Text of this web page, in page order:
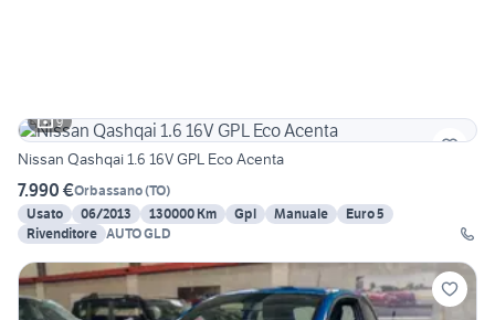
9
Nissan Qashqai 1.6 16V GPL Eco Acenta
7.990 €Orbassano(TO)
Usato
06/2013 130000 Km Gpl Manuale
Euro 5
Rivenditore AUTO GLD